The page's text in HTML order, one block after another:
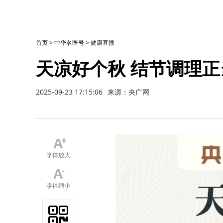
首页>中华名医号>健康直播
天凉好个秋 结节调理
2025-09-23 17:15:06 来源：央广网